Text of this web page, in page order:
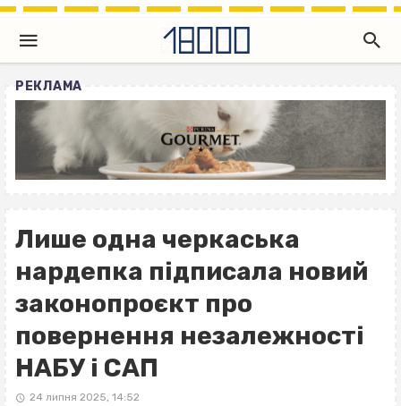
РЕКЛАМА
Лише одна черкаська
нардепка підписала новий
законопроєкт про
повернення незалежності
НАБУ і САП
24 липня 2025, 14:52